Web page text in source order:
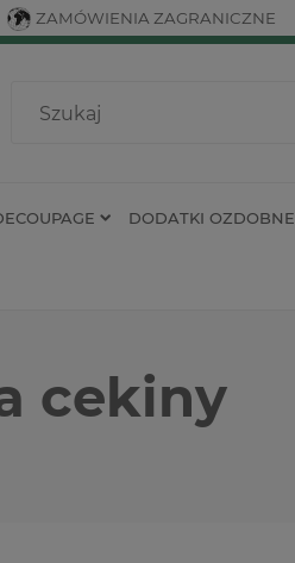
ZAMÓWIENIA ZAGRANICZNE
DODATKI OZDOBNE
cekiny